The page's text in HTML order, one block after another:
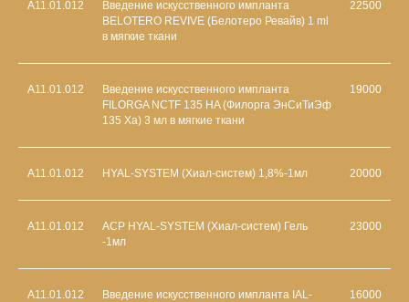
А11.01.012
Введение искусственного импланта
BELOTERO REVIVE (Белотеро Ревайв) 1 ml
в мягкие ткани
22500
A11.01.012
Введение искусственного импланта
FILORGA NCTF 135 HA (Филорга ЭнСиТиЭф
135 Ха) 3 мл в мягкие ткани
19000
А11.01.012 HYAL-SYSTEM (Хиал-систем) 1,8%-1мл 20000
А11.01.012
АСР HYAL-SYSTEM (Хиал-систем) Гель
-1мл
23000
А11.01.012
Введение искусственного импланта IAL-
16000